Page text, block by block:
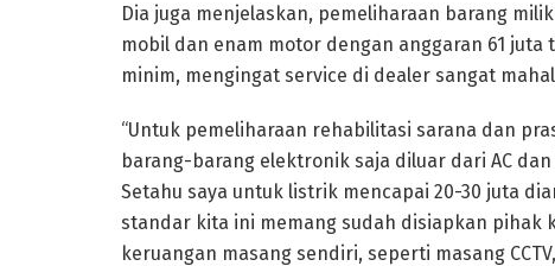
Dia juga menjelaskan, pemeliharaan barang
mobil dan enam motor dengan anggaran 61
minim, mengingat service di dealer sangat
“Untuk pemeliharaan rehabilitasi sarana dan
barang-barang elektronik saja diluar dari AC
Setahu saya untuk listrik mencapai 20-30 juta
standar kita ini memang sudah disiapkan
keruangan masang sendiri, seperti masang